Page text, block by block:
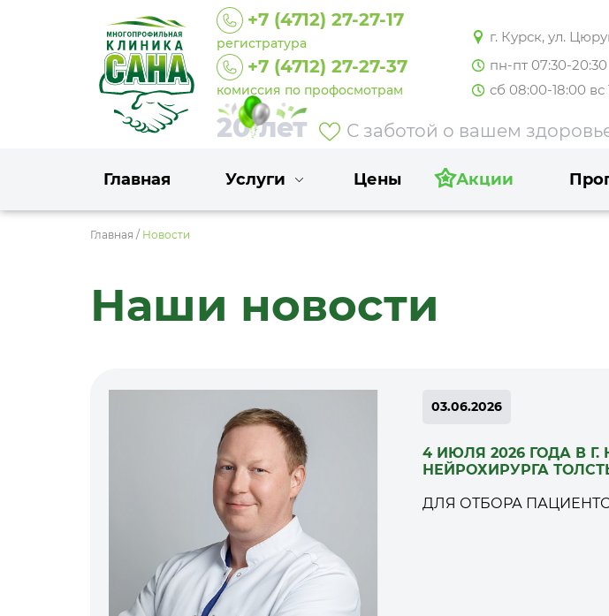
+7 (4712) 27-27-17
регистратура
+7 (4712) 27-27-37
комиссия по профосмотрам
г. Курск, ул.
пн-пт 07:30-20:30
сб 08:00-18:00 вс
20 лет С заботой о вашем
Главная Услуги Цены Акции
Главная / Новости
Наши новости
03.06.2026
4 ИЮЛЯ 2026 ГОДА В
НЕЙРОХИРУРГА
ДЛЯ ОТБОРА